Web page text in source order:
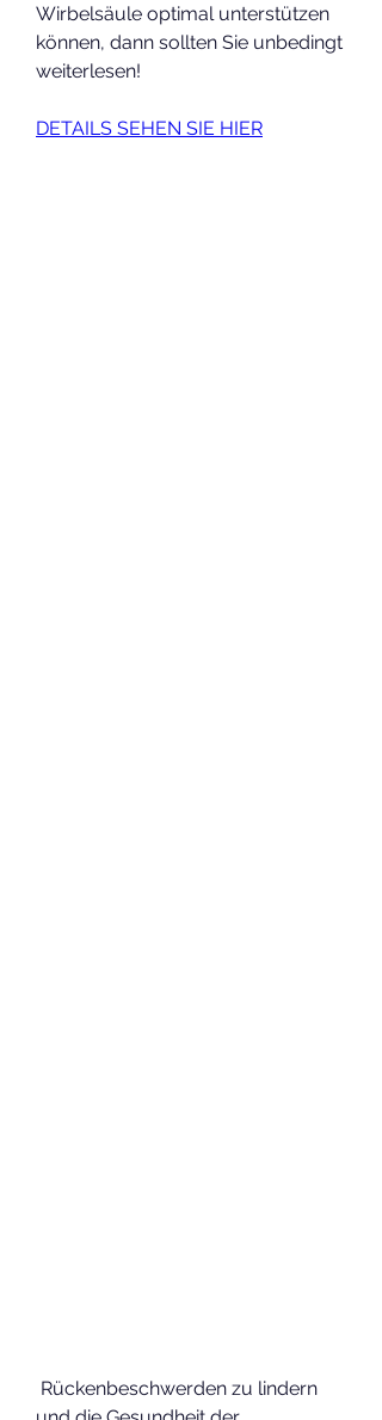
Wirbelsäule optimal unterstützen
können, dann sollten Sie unbedingt
weiterlesen!
DETAILS SEHEN SIE HIER